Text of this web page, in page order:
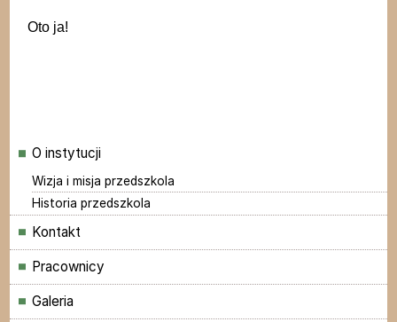
Oto ja!
Menu główne
O instytucji
Wizja i misja przedszkola
Historia przedszkola
Kontakt
Pracownicy
Galeria